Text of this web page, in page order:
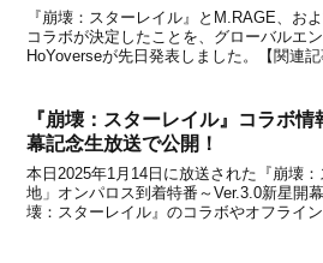
『崩壊：スターレイル』とM.RAGE、お
コラボが決定したことを、グローバルエ
HoYoverseが先日発表しました。【関連
『崩壊：スターレイル』コラボ
幕記念生放送で公開！
本日2025年1月14日に放送された『崩壊
地」オンパロス到着特番～Ver.3.0新星開
壊：スターレイル』のコラボやオフライ